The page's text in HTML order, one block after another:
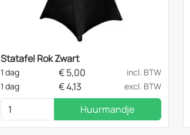
Statafel Rok Zwart
1 dag €5,00
incl. BTW
1 dag
€4,13 excl. BTW
Huurmandje